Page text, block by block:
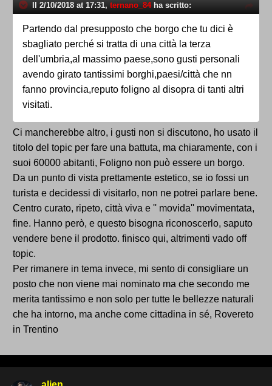
Il 2/10/2018 at 17:31, ternano_84ha scritto:
Partendo dal presupposto che borgo che tu dici è
sbagliato perché si tratta di una città la terza
dell'umbria,al massimo paese,sono gusti personali
avendo girato tantissimi borghi,paesi/città che nn
fanno provincia,reputo foligno al disopra di tanti altri
visitati.
Ci mancherebbe altro, i gusti non si discutono, ho usato il
titolo del topic per fare una battuta, ma chiaramente, con i
suoi 60000 abitanti, Foligno non può essere un borgo.
Da un punto di vista prettamente estetico, se io fossi un
turista e decidessi di visitarlo, non ne potrei parlare bene.
Centro curato, ripeto, città viva e '' movida'' movimentata,
fine. Hanno però, e questo bisogna riconoscerlo, saputo
vendere bene il prodotto. finisco qui, altrimenti vado off
topic.
Per rimanere in tema invece, mi sento di consigliare un
posto che non viene mai nominato ma che secondo me
merita tantissimo e non solo per tutte le bellezze naturali
che ha intorno, ma anche come cittadina in sé, Rovereto
in Trentino